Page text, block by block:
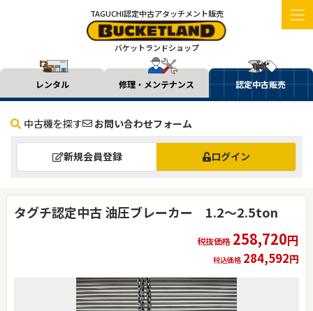
TAGUCHI認定中古アタッチメント販売
バケットランドショップ
レンタル 修理・メンテナンス 認定中古販売
中古機を探す お問い合わせフォーム
新規会員登録 ログイン
タグチ認定中古 油圧ブレーカー 1.2～2.5ton
税抜価格 258,720円
税込価格 284,592円